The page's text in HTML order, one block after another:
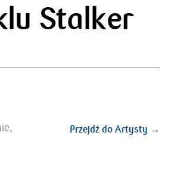
Stalker
Przejdź do Artysty →